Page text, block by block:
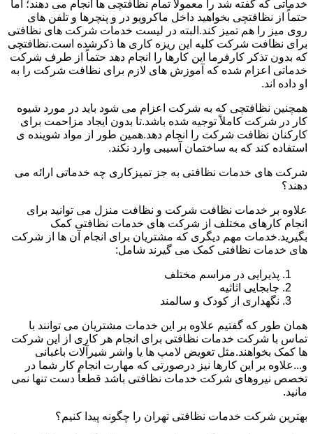
خدماتی که گفته شد را معمولاً تمام نظافتچی ها انجام می دهند؛ اما
حتماً از نظافتچی بخواهید داخل ماکرویو در و پنچرها و تلفن های
روی میز را هم تمیز کند.البته در لیست خدمات شرکت های نظافتی
برای نظافت شرکت کلیه این ریزه کاری ها ذکرشده است.نظافتچی
که بدون تذکر کارفرما این کارها را انجام دهد حتماً از طرف شرکت
خدماتی اعزام شده که آموزش های لازم برای نظافت شرکت را به
او داده اند.
همچنین نظافتچی که به شرکت اعزام می شود باید در مورد شیوه
کار در شرکت کاملاً توجیه شده باشد.تا بدون ایجاد مزاحمت برای
کارکنان نظافت شرکت را انجام دهد.همین طور از مواد شوینده ی
استفاده کند که به ساختمان آسیبی وارد نکند.
شرکت های خدمات نظافتی به جز تمیزکاری چه خدماتی ارائه می
دهند؟
علاوه بر خدمات نظافت شرکت و نظافت منزل می توانید برای
انجام کارهای مختلف از شرکت های خدمات نظافتی کمک
بگیرید.خدمات مهم دیگری که مشتریان برای انجام آن ها از شرکت
های خدمات نظافتی کمک می گیرند شامل:
پذیرایی در مراسم مختلف
جابجایی اثاثیه
نگهداری از کودک و سالمند
همان طور که گفتیم علاوه بر این خدمات مشتریان می توانند با
تماس با شرکت خدمات نظافتی برای انجام هر کاری از این شرکت
ها کمک بخواهند.مثل تعویض لامپ ها یا واشر شیرآلات باغبانی
و...علاوه بر این کارها نیز درصورتی که مهارت انجام کار شما در
تخصص نیروهای شرکت خدمات نظافتی باشد قطعاً دست تنها نمی
مانید.
بهترین شرکت خدمات نظافتی تهران را چگونه پیدا کنیم؟